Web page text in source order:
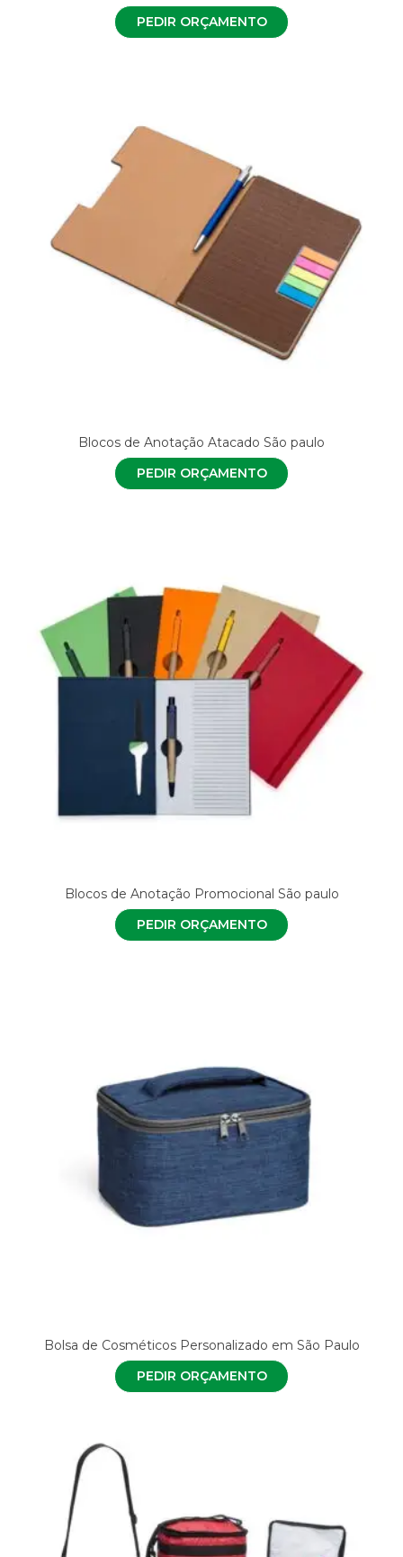
PEDIR ORÇAMENTO
Blocos de Anotação Atacado São paulo
PEDIR ORÇAMENTO
Blocos de Anotação Promocional São paulo
PEDIR ORÇAMENTO
Bolsa de Cosméticos Personalizado em São Paulo
PEDIR ORÇAMENTO